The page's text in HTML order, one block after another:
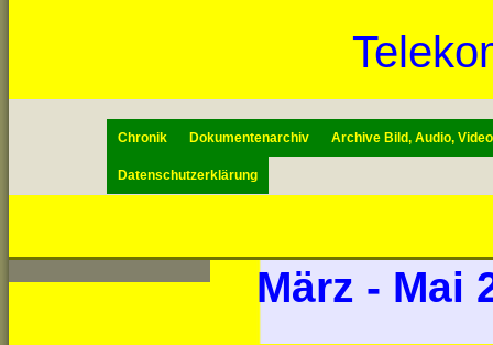
Chronik Dokumentenarchiv Archive Bild, Audio, Video
Datenschutzerklärung
März - Mai